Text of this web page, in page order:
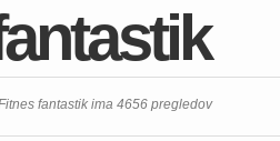
fantastik ima 4656 pregledov